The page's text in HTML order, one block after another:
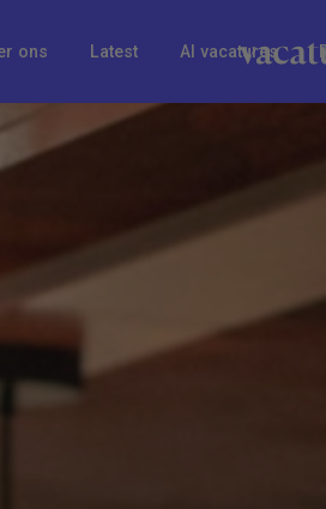
ons Latest AI vacatures